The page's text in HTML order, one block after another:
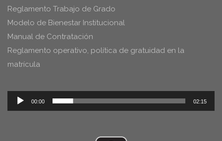
Reglamento Trabajo de Grado
Modelo de Bienestar Institucional
Manual de Contratación
Reglamento operativo, política de gratuidad en la
matrícula
Reproductor
de
00:00 02:15